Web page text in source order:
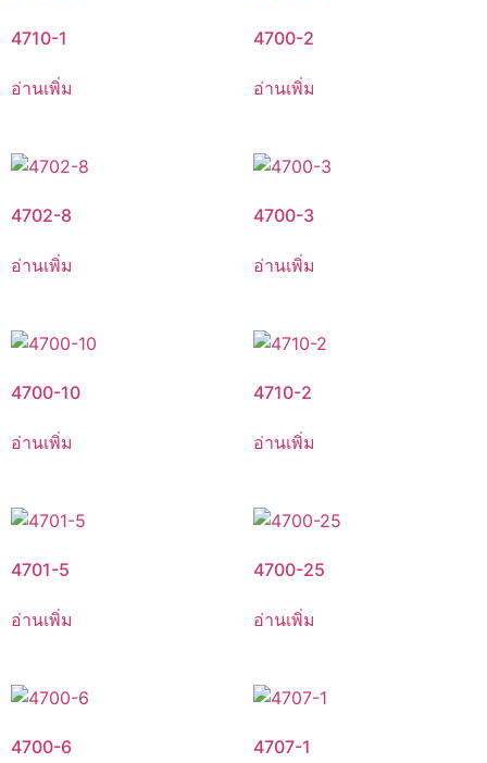
4710-1
อ่านเพิ่ม
4700-2
อ่านเพิ่ม
4702-8
อ่านเพิ่ม
4700-3
อ่านเพิ่ม
4700-10
อ่านเพิ่ม
4710-2
อ่านเพิ่ม
4701-5
อ่านเพิ่ม
4700-25
อ่านเพิ่ม
4700-6 4707-1